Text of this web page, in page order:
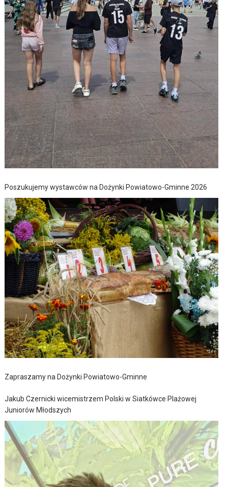
Poszukujemy wystawców na Dożynki Powiatowo-Gminne 2026
Zapraszamy na Dożynki Powiatowo-Gminne
Jakub Czernicki wicemistrzem Polski w Siatkówce Plażowej
Juniorów Młodszych